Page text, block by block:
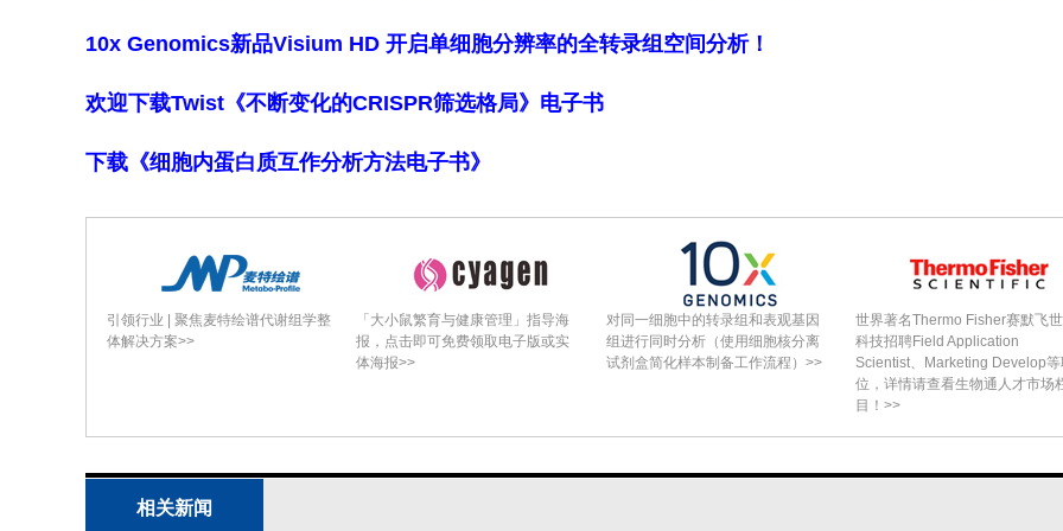
这些研究结果，此类培训可考虑纳入在职教育计划中，尤其是在类似的基层医疗服务机构中。
究。
临床试验编号
不适用。
打赏
10x Genomics新品Visium HD 开启单细胞分辨率的全转录组空间分析！
欢迎下载Twist《不断变化的CRISPR筛选格局》电子书
下载《细胞内蛋白质互作分析方法电子书》
引领行业 | 聚焦麦特绘谱代谢组学整
体解决方案>>
「大小鼠繁育与健康管理」指导海
报，点击即可免费领取电子版或实
体海报>>
对同一细胞中的转录组和表观基因
组进行同时分析（使用细胞核分离
试剂盒简化样本制备工作流程）>>
世界著名Thermo Fisher赛默飞
科技招聘Field Application
Scientist、Marketing Develop等
位，详情请查看生物通人才市场
目！>>
相关新闻